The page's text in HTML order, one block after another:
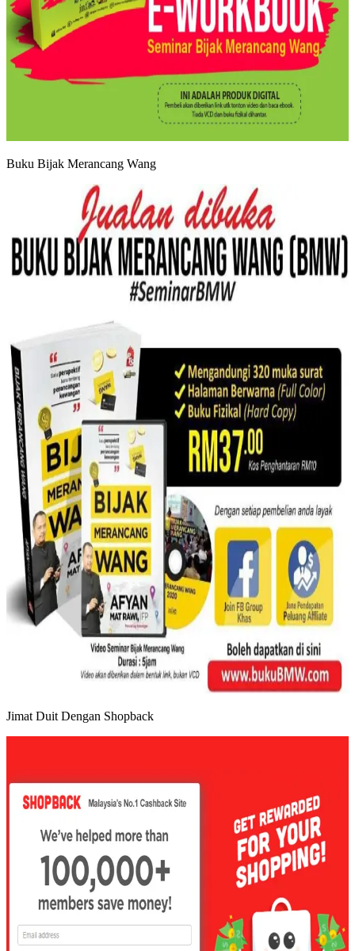
Buku Bijak Merancang Wang
Jimat Duit Dengan Shopback